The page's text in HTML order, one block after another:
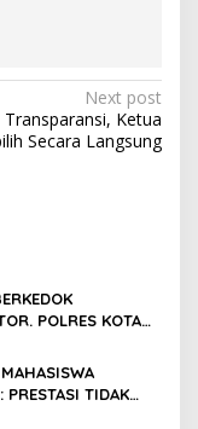
Next post
Transparansi, Ketua
Secara Langsung
POLRES KOTA
PRESTASI TIDAK